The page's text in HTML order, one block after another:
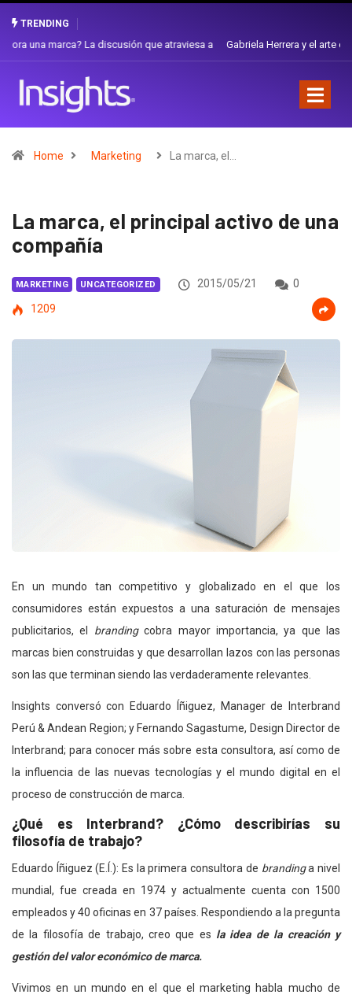
TRENDING
Gabriela Herrera y el arte de cambiarse el sombrero en Corporación
Home Marketing La marca, el…
La marca, el principal activo de una
compañía
MARKETING UNCATEGORIZED 2015/05/21
0
1209
En un mundo tan competitivo y globalizado en el que los
consumidores están expuestos a una saturación de mensajes
publicitarios, el brandingcobra mayor importancia, ya que las
marcas bien construidas y que desarrollan lazos con las personas
son las que terminan siendo las verdaderamente relevantes.
Insights conversó con Eduardo Íñiguez, Manager de Interbrand
Perú & Andean Region; y Fernando Sagastume, Design Director de
Interbrand; para conocer más sobre esta consultora, así como de
la influencia de las nuevas tecnologías y el mundo digital en el
proceso de construcción de marca.
¿Qué es Interbrand? ¿Cómo describirías su
filosofía de trabajo?
Eduardo Íñiguez (E.Í.): Es la primera consultora de brandinga nivel
mundial, fue creada en 1974 y actualmente cuenta con 1500
empleados y 40 oficinas en 37 países. Respondiendo a la pregunta
de la filosofía de trabajo, creo que es la idea de la creación y
gestión del valor económico de marca.
Vivimos en un mundo en el que el marketing habla mucho de